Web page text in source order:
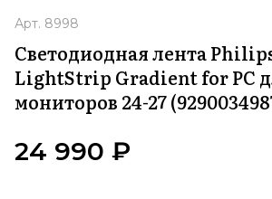
Арт. 8998
Светодиодная лента
LightStrip Gradient for PC
мониторов 24-27
24 990 ₽